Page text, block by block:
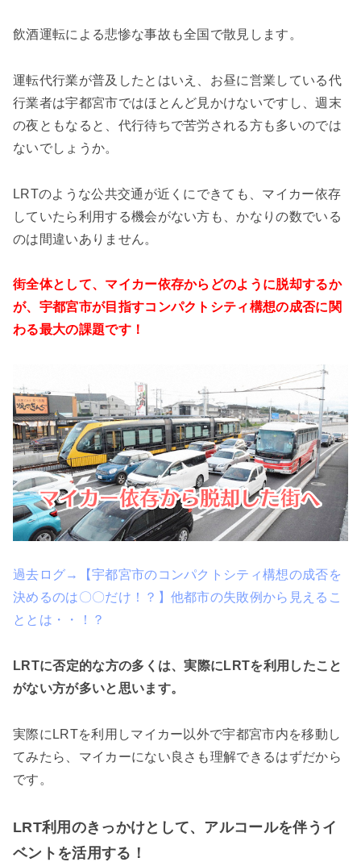
飲酒運転による悲惨な事故も全国で散見します。
運転代行業が普及したとはいえ、お昼に営業している代
行業者は宇都宮市ではほとんど見かけないですし、週末
の夜ともなると、代行待ちで苦労される方も多いのでは
ないでしょうか。
LRTのような公共交通が近くにできても、マイカー依存
していたら利用する機会がない方も、かなりの数でいる
のは間違いありません。
街全体として、マイカー依存からどのように脱却するか
が、宇都宮市が目指すコンパクトシティ構想の成否に関
わる最大の課題です！
過去ログ→【宇都宮市のコンパクトシティ構想の成否を
決めるのは〇〇だけ！？】他都市の失敗例から見えるこ
ととは・・！？
LRTに否定的な方の多くは、実際にLRTを利用したこと
がない方が多いと思います。
実際にLRTを利用しマイカー以外で宇都宮市内を移動し
てみたら、マイカーにない良さも理解できるはずだから
です。
LRT利用のきっかけとして、アルコールを伴うイ
ベントを活用する ！